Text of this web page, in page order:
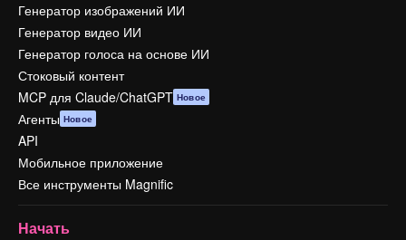
Генератор изображений ИИ
Генератор видео ИИ
Генератор голоса на основе ИИ
Стоковый контент
MCP для Claude/ChatGPT Новое
Агенты Новое
API
Мобильное приложение
Все инструменты Magnific
Начать